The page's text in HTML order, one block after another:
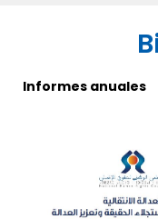
Informes anuales